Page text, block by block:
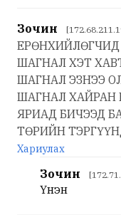
Зочин
ШАГНАЛ ХЭТ
ШАГНАЛ ЭЗНЭЭ
ШАГНАЛ ХАЙРАН
ЯРИАД БИЧЭЭД
ТӨРИЙН
Хариулах
Зочин
Үнэн